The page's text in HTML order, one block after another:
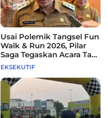
Usai Polemik Tangsel Fun
Walk & Run 2026, Pilar
Saga Tegaskan Acara Tak
Difasilitasi Pemkot
EKSEKUTIF